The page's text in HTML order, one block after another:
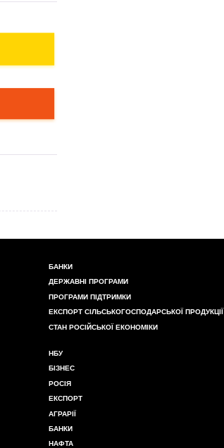
БАНКИ
ДЕРЖАВНІ ПРОГРАМИ
ПРОГРАМИ ПІДТРИМКИ
ЕКСПОРТ СІЛЬСЬКОГОСПОДАРСЬКОЇ ПРОДУКЦІЇ
СТАН РОСІЙСЬКОЇ ЕКОНОМІКИ
НБУ
БІЗНЕС
РОСІЯ
ЕКСПОРТ
АГРАРІЇ
БАНКИ
НАФТА